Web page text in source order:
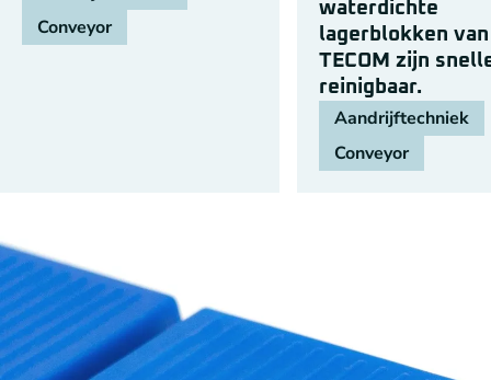
Conveyor
waterdichte
lagerblokken van
TECOM zijn
reinigbaar.
Aandrijftechniek
Conveyor